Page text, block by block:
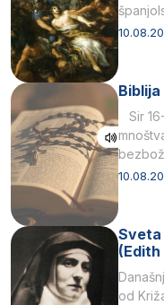
Sir
Sveta
od